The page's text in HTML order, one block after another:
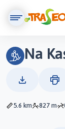
Na
5.6 km 827 m